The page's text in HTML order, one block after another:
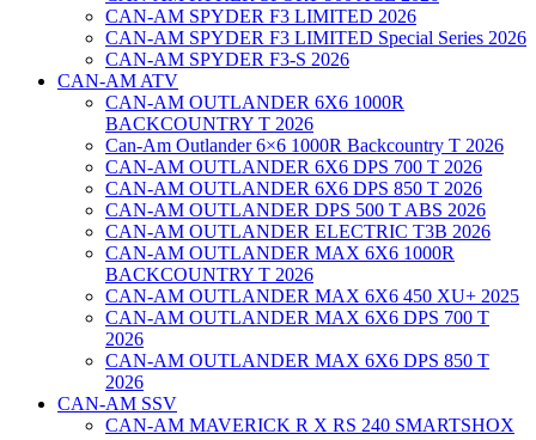
CAN-AM SPYDER F3 LIMITED 2026
CAN-AM SPYDER F3 LIMITED Special Series 2026
CAN-AM SPYDER F3-S 2026
CAN-AM ATV
CAN-AM OUTLANDER 6X6 1000R
BACKCOUNTRY T 2026
Can-Am Outlander 6×6 1000R Backcountry T 2026
CAN-AM OUTLANDER 6X6 DPS 700 T 2026
CAN-AM OUTLANDER 6X6 DPS 850 T 2026
CAN-AM OUTLANDER DPS 500 T ABS 2026
CAN-AM OUTLANDER ELECTRIC T3B 2026
CAN-AM OUTLANDER MAX 6X6 1000R
BACKCOUNTRY T 2026
CAN-AM OUTLANDER MAX 6X6 450 XU+ 2025
CAN-AM OUTLANDER MAX 6X6 DPS 700 T
2026
CAN-AM OUTLANDER MAX 6X6 DPS 850 T
2026
CAN-AM SSV
CAN-AM MAVERICK R X RS 240 SMARTSHOX